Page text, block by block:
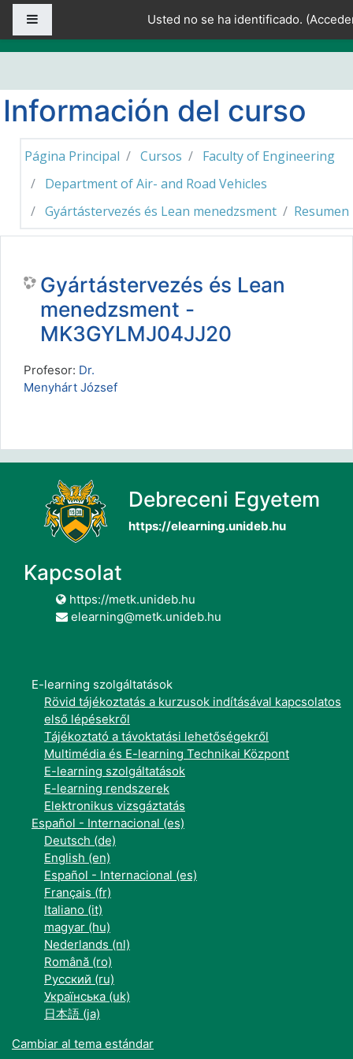
Salta al contenido principal
Usted no se ha identificado. (
Información del curso
Página Principal Cursos
Faculty of Engineering
Department of Air- and Road Vehicles
Gyártástervezés és Lean menedzsment
Resumen
Gyártástervezés és Lean
menedzsment -
MK3GYLMJ04JJ20
Profesor: Dr.
Menyhárt József
Debreceni Egyetem
https://elearning.unideb.hu
Kapcsolat
https://metk.unideb.hu
elearning@metk.unideb.hu
E-learning szolgáltatások
Rövid tájékoztatás a kurzusok indításával kapcsolatos
első lépésekről
Tájékoztató a távoktatási lehetőségekről
Multimédia és E-learning Technikai Központ
E-learning szolgáltatások
E-learning rendszerek
Elektronikus vizsgáztatás
Español - Internacional ‎(es)‎
Deutsch ‎(de)‎
English ‎(en)‎
Español - Internacional ‎(es)‎
Français ‎(fr)‎
Italiano ‎(it)‎
magyar ‎(hu)‎
Nederlands ‎(nl)‎
Română ‎(ro)‎
Русский ‎(ru)‎
Українська ‎(uk)‎
日本語 ‎(ja)‎
Cambiar al tema estándar